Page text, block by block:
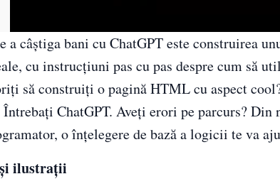
a câștiga bani cu ChatGPT este construirea
cu instrucțiuni pas cu pas despre cum să
să construiți o pagină HTML cu aspect
Întrebați ChatGPT. Aveți erori pe parcurs?
o înțelegere de bază a logicii te va
ilustrații